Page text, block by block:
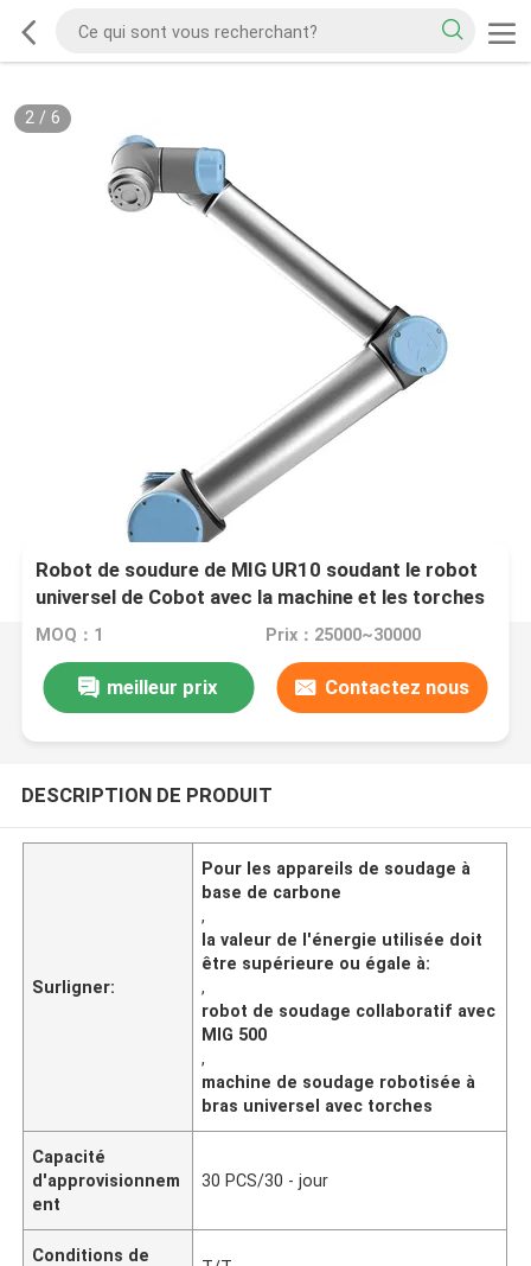
2/ 6
Robot de soudure de MIG UR10 soudant le robot
universel de Cobot avec la machine et les torches
de soudure de MIG 500
MOQ：1 Prix：25000~30000
meilleur prix Contactez nous
DESCRIPTION DE PRODUIT
Surligner:
Pour les appareils de soudage à
base de carbone
,
la valeur de l'énergie utilisée doit
être supérieure ou égale à:
,
robot de soudage collaboratif avec
MIG 500
,
machine de soudage robotisée à
bras universel avec torches
Capacité
d'approvisionnem
ent
30 PCS/30 - jour
Conditions de